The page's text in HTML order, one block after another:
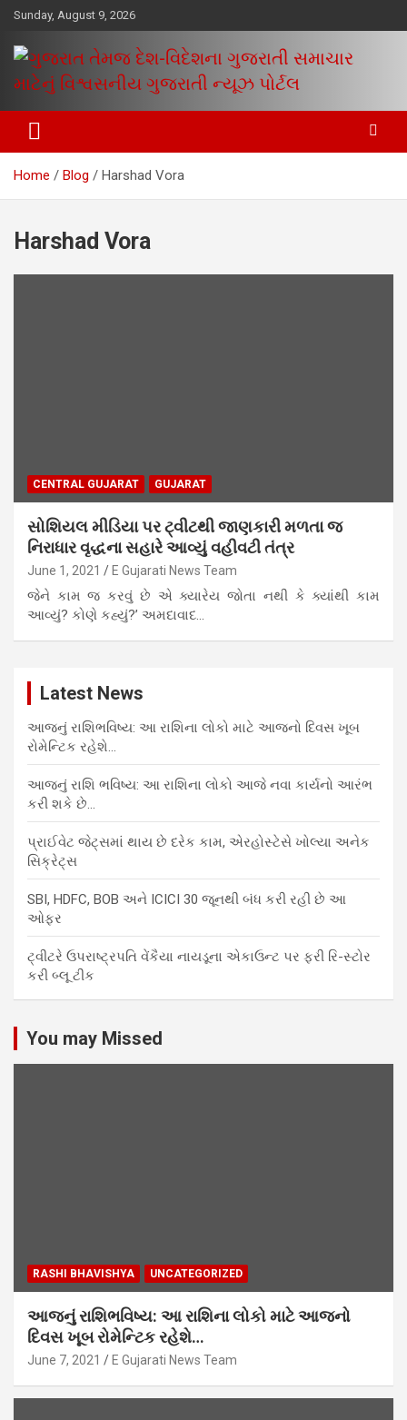
Skip
content
Sunday, August 9, 2026
ગુજરાત તેમજ દેશ-વિદેશના ગુજરાતી
સમાચાર માટેનું વિશ્વસનીય ગુજરાતી
ન્યૂઝ પોર્ટલ
Home Blog Harshad Vora
Harshad Vora
CENTRAL GUJARAT GUJARAT
સોશિયલ મીડિયા પર ટ્વીટથી જાણકારી મળતા જ
નિરાધાર વૃદ્ધના સહારે આવ્યું વહીવટી તંત્ર
June 1, 2021 E Gujarati News Team
જેને કામ જ કરવું છે એ ક્યારેય જોતા નથી કે ક્યાંથી કામ
આવ્યું? કોણે કહ્યું?’ અમદાવાદ…
Latest News
આજનું રાશિભવિષ્ય: આ રાશિના લોકો માટે આજનો દિવસ ખૂબ
રોમેન્ટિક રહેશે…
આજનું રાશિ ભવિષ્ય: આ રાશિના લોકો આજે નવા કાર્યનો આરંભ
કરી શકે છે…
પ્રાઈવેટ જેટ્સમાં થાય છે દરેક કામ, એરહોસ્ટેસે ખોલ્યા અનેક
સિક્રેટ્સ
SBI, HDFC, BOB અને ICICI 30 જૂનથી બંધ કરી રહી છે આ
ઓફર
ટ્વીટરે ઉપરાષ્ટ્રપતિ વેંકૈયા નાયડૂના એકાઉન્ટ પર ફરી રિ-સ્ટોર
કરી બ્લૂ ટીક
You may Missed
RASHI BHAVISHYA UNCATEGORIZED
આજનું રાશિભવિષ્ય: આ રાશિના લોકો માટે આજનો
દિવસ ખૂબ રોમેન્ટિક રહેશે…
June 7, 2021 E Gujarati News Team